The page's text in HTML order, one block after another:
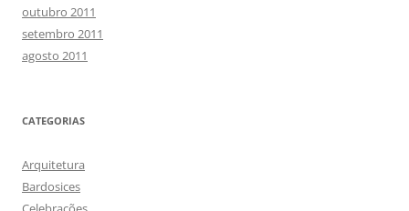
outubro 2011
setembro 2011
agosto 2011
CATEGORIAS
Arquitetura
Bardosices